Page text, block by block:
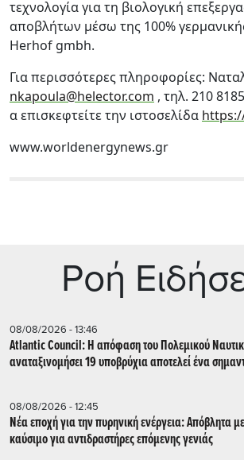
τεχνολογία για τη βιολογική
αποβλήτων μέσω της 100%
Herhof gmbh.
Για περισσότερες πληροφορίες:
nkapoula@helector.com , τηλ. 210
α επισκεφτείτε την ιστοσελίδα
www.worldenergynews.gr
Ρoή
08/08/2026 - 13:46
Atlantic Council: Η απόφαση του Πολεμικού
αναταξινομήσει 19 υποβρύχια αποτελεί ένα
08/08/2026 - 12:45
Νέα εποχή για την πυρηνική ενέργεια: Απόβλητα
καύσιμο για αντιδραστήρες επόμενης γενιάς